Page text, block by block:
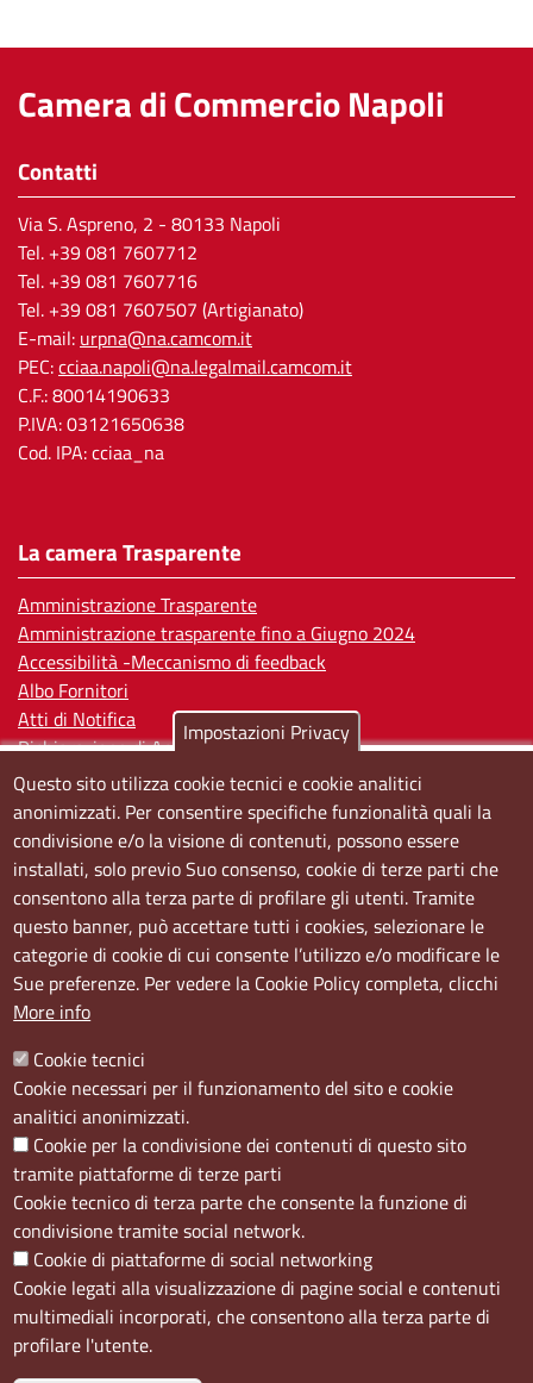
Camera di Commercio Napoli
Contatti
Via S. Aspreno, 2 - 80133 Napoli
Tel. +39 081 7607712
Tel. +39 081 7607716
Tel. +39 081 7607507 (Artigianato)
E-mail: urpna@na.camcom.it
PEC:cciaa.napoli@na.legalmail.camcom.it
C.F.: 80014190633
P.IVA: 03121650638
Cod. IPA: cciaa_na
La camera Trasparente
Amministrazione Trasparente
Amministrazione trasparente fino a Giugno 2024
Accessibilità -Meccanismo di feedback
Albo Fornitori
Atti di Notifica
Dichiarazione di Accessibilità
Sedi e orari
Sede Centrale:
Via S. Aspreno, 2, 80133 Napoli NA
Sede Secondaria:
Corso Meridionale, 58 80143 Napoli NA
Orari
Il venerdì dalle ore 8.50 alle ore 11.00
Social
Menù privacy
Cookie Note Legali Accesso riservato
Impostazioni Privacy
Questo sito utilizza cookie tecnici e cookie analitici
anonimizzati. Per consentire specifiche funzionalità quali la
condivisione e/o la visione di contenuti, possono essere
installati, solo previo Suo consenso, cookie di terze parti che
consentono alla terza parte di profilare gli utenti. Tramite
questo banner, può accettare tutti i cookies, selezionare le
categorie di cookie di cui consente l’utilizzo e/o modificare le
Sue preferenze. Per vedere la Cookie Policy completa, clicchi
More info
Cookie tecnici
Cookie necessari per il funzionamento del sito e cookie
analitici anonimizzati.
Cookie per la condivisione dei contenuti di questo sito
tramite piattaforme di terze parti
Cookie tecnico di terza parte che consente la funzione di
condivisione tramite social network.
Cookie di piattaforme di social networking
Cookie legati alla visualizzazione di pagine social e contenuti
multimediali incorporati, che consentono alla terza parte di
profilare l'utente.